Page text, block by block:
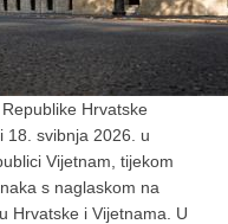
Hrvatske
18. svibnja 2026. u
Vijetnam, tijekom
s naglaskom na
Hrvatske i Vijetnama. U